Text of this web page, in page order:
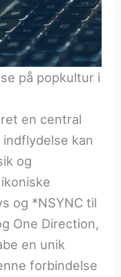
på popkultur i
en central
kan
og
og *NSYNC til
One Direction,
en unik
forbindelse